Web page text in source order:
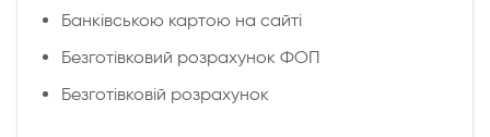
Банківською картою на сайті
Безготівковий розрахунок ФОП
Безготівковій розрахунок